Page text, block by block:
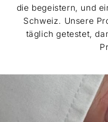
die begeistern, und
Schweiz. Unsere
täglich getestet,